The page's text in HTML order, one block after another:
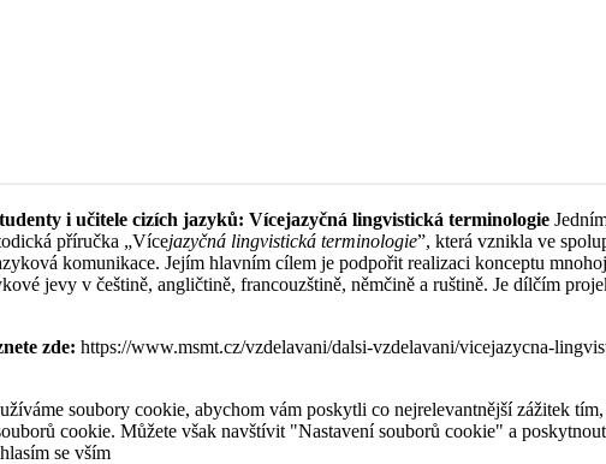
i učitele cizích jazyků: Vícejazyčná lingvistická terminologie
příručka „Vícejazyčná lingvistická terminologie”, která vznikla ve
komunikace. Jejím hlavním cílem je podpořit realizaci konceptu
jevy v češtině, angličtině, francouzštině, němčině a ruštině. Je dílčím
zde: https://www.msmt.cz/vzdelavani/dalsi-vzdelavani/vicejazycna-
soubory cookie, abychom vám poskytli co nejrelevantnější zážitek
cookie. Můžete však navštívit "Nastavení souborů cookie" a
se vším